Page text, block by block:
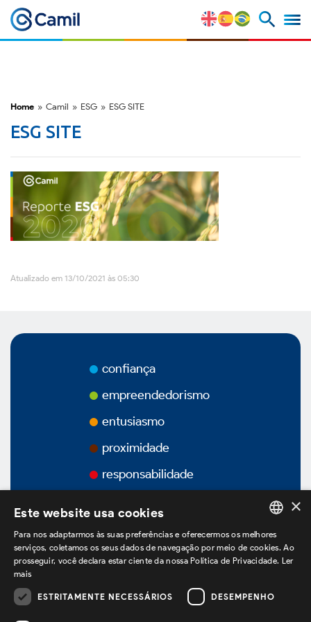
Estratégia e Vantagens
Fatores de Risco
M&A e Mercado de Capitais
ESG
Podcasts
Governança Corporativa
Visão Geral
Home » Camil » ESG » ESG SITE
ESG SITE
Atualizado em 13/10/2021 às 05:30
confiança
empreendedorismo
entusiasmo
proximidade
responsabilidade
estamos no LinkedIn
PORTUGUESE
×
Este website usa cookies
Para nos adaptarmos às suas preferências e oferecermos os melhores
serviços, coletamos os seus dados de navegação por meio de cookies. Ao
prosseguir, você declara estar ciente da nossa Política de Privacidade. Ler
mais
ESTRITAMENTE NECESSÁRIOS DESEMPENHO